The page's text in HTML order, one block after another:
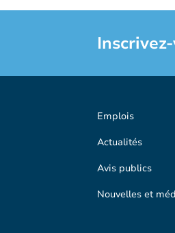
Emplois
Actualités
Avis publics
Nouvelles et